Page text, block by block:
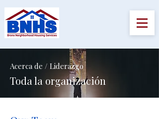
Acerca de / Liderazgo
​Toda la organización